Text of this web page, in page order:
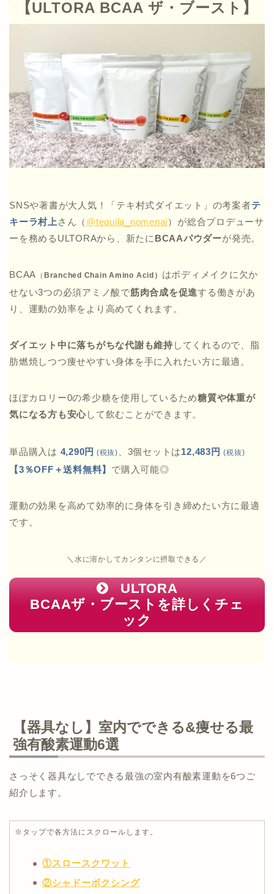
【ULTORA BCAA ザ・ブースト】
SNSや著書が大人気！「テキ村式ダイエット」の考案者テ
キーラ村上 さん（ @tequila_nomenai）が総合プロデューサ
ーを務めるULTORAから、新たに BCAAパウダーが発売。
BCAA （ Branched Chain Amino Acid）
はボディメイクに欠か
せない3つの必須アミノ酸で筋肉合成を促進する働きがあ
り、運動の効率をより高めてくれます。
ダイエット中に落ちがちな代謝も維持 してくれるので、脂
肪燃焼しつつ痩せやすい身体を手に入れたい方に最適。
ほぼカロリー0の希少糖を使用しているため糖質や体重が
気になる方も安心して飲むことができます。
単品購入は 4,290円 (税抜) 、3個セットは12,483円(税抜)
【3％OFF＋送料無料】 で購入可能◎
運動の効果を高めて効率的に身体を引き締めたい方に最適
です。
＼水に溶かしてカンタンに摂取できる／
ULTORA
BCAAザ・ブーストを詳しくチェ
ック
【器具なし】室内でできる&痩せる最
強有酸素運動6選
さっそく器具なしでできる最強の室内有酸素運動を6つご
紹介します。
※タップで各方法にスクロールします。
①スロースクワット
②シャドーボクシング